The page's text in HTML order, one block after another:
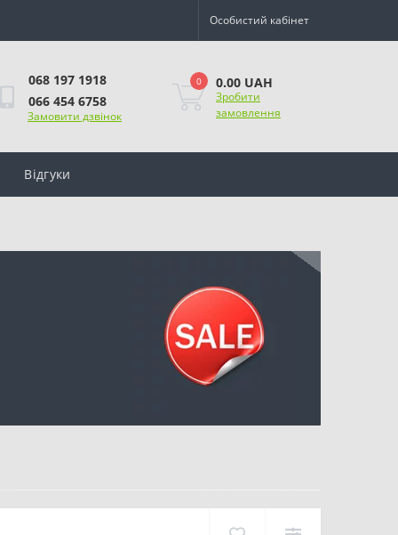
Особистий кабінет
068 197 1918
066 454 6758
Замовити дзвінок
0 0.00 UAH
Зробити
замовлення
Відгуки